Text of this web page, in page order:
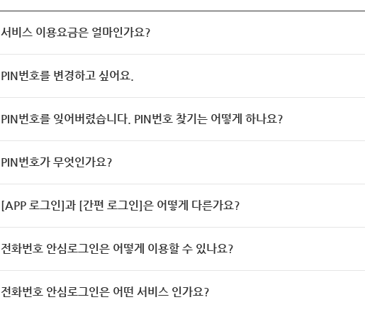
서비스 이용요금은 얼마인가요?
PIN번호를 변경하고 싶어요.
PIN번호를 잊어버렸습니다. PIN번호 찾기는 어떻게 하나요?
PIN번호가 무엇인가요?
[APP 로그인]과 [간편 로그인]은 어떻게 다른가요?
전화번호 안심로그인은 어떻게 이용할 수 있나요?
전화번호 안심로그인은 어떤 서비스 인가요?